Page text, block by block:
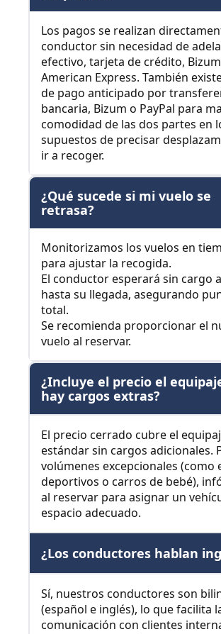
Los pagos se realizan
conductor sin necesidad de
efectivo, tarjeta de crédito,
American Express. También
de pago anticipado por
bancaria, Bizum o PayPal para
comodidad de las dos partes en
supuestos de precisar
ir a recoger.
¿Qué sucede si mi vuelo se
retrasa?
Monitorizamos los vuelos en
para ajustar la recogida.
El conductor esperará sin cargo
hasta su llegada, asegurando
total.
Se recomienda proporcionar el
vuelo al reservar.
¿Incluye el precio el
hay cargos extras?
El precio cerrado cubre el
estándar sin cargos adicionales.
volúmenes excepcionales (como
deportivos o carros de bebé),
al reservar para asignar un
espacio adecuado.
¿Los conductores hablan
Sí, nuestros conductores son
(español e inglés), lo que facilita
comunicación con clientes